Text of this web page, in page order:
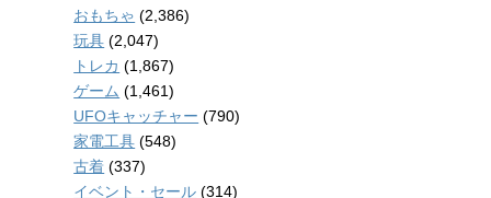
おもちゃ (2,386)
玩具 (2,047)
トレカ (1,867)
ゲーム (1,461)
UFOキャッチャー (790)
家電工具 (548)
古着 (337)
イベント・セール (314)